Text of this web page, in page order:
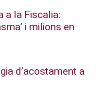
a la Fiscalia:
i milions en
d’acostament a